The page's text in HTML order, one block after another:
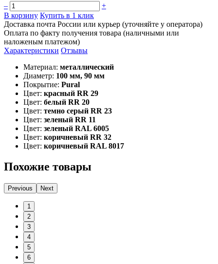
–
+
В корзину Купить в 1 клик
Доставка почта России или курьер (уточняйте у оператора)
Оплата по факту получения товара (наличными или
наложеным платежом)
Характеристики Отзывы
Материал: металлический
Диаметр: 100 мм, 90 мм
Покрытие: Pural
Цвет: красный RR 29
Цвет: белый RR 20
Цвет: темно серый RR 23
Цвет: зеленый RR 11
Цвет: зеленый RAL 6005
Цвет: коричневый RR 32
Цвет: коричневый RAL 8017
Похожие товары
Previous Next
1
2
3
4
5
6